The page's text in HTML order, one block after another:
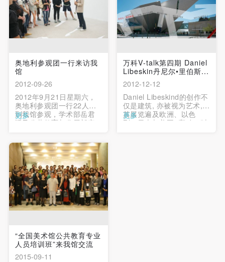
奥地利参观团一行来访我
馆
2012-09-26
2012年9月21日星期六，
奥地利参观团一行22人来
到我馆参观，学术部岳君
瑶及公共教育与发展部宋
览。其中包括“钻石之叶
——全球艺术家手制书
展”和“九——美国德雷塞尔
大学媒体艺术及设计学院
教师作品展”。 …
更多
万科V-talk第四期 Daniel
Libeskin丹尼尔•里伯斯...
2012-12-12
Daniel Libeskind的创作不
仅是建筑, 亦被视为艺术,
其展览遍及欧洲、以色
列、日本与美国, 轰动一时
更多
“全国美术馆公共教育专业
人员培训班”来我馆交流
2015-09-11